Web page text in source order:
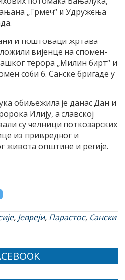
„Грмеч“ и Удружења
и поштоваци жртава
вијенце на спомен-
терора „Милин бирт“ и
соби 6. Санске бригаде у
обиљежила је данас Дан и
Илију, а славској
су челници поткозарских
из привредног и
живота општине и регије.
, Јевреји, Парастос, Сански